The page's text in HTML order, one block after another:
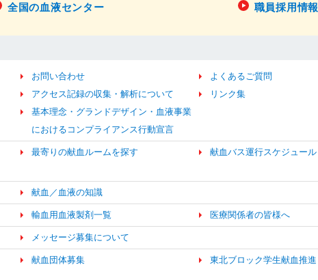
全国の血液センター 職員採用情報
お問い合わせ
よくあるご質問
アクセス記録の収集・解析について
リンク集
基本理念・グランドデザイン・血液事業
におけるコンプライアンス行動宣言
最寄りの献血ルームを探す
献血バス運行スケジュール
献血／血液の知識
輸血用血液製剤一覧 医療関係者の皆様へ
メッセージ募集について
献血団体募集
東北ブロック学生献血推進